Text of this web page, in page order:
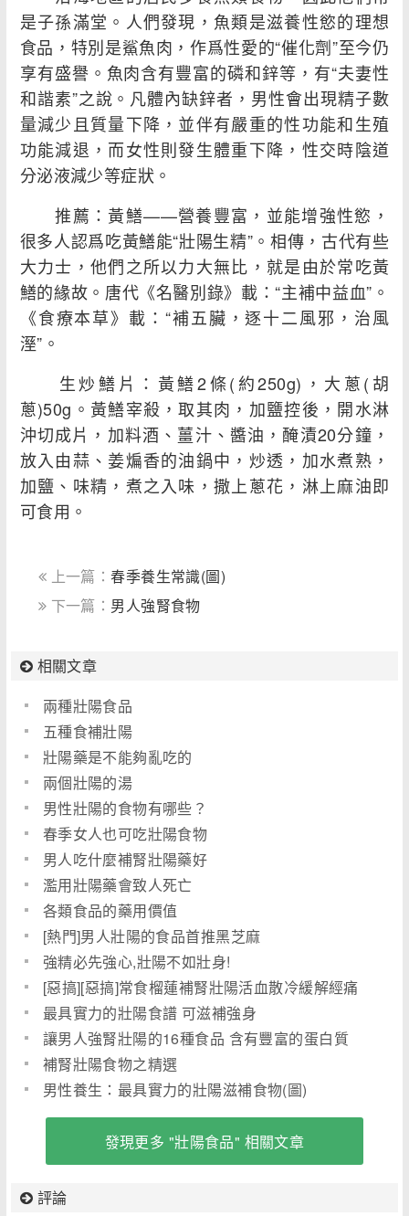
是子孫滿堂。人們發現，魚類是滋養性慾的理想
食品，特別是鯊魚肉，作爲性愛的“催化劑”至今仍
享有盛譽。魚肉含有豐富的磷和鋅等，有“夫妻性
和諧素”之說。凡體內缺鋅者，男性會出現精子數
量減少且質量下降，並伴有嚴重的性功能和生殖
功能減退，而女性則發生體重下降，性交時陰道
分泌液減少等症狀。
推薦：黃鱔——營養豐富，並能增強性慾，
很多人認爲吃黃鱔能“壯陽生精”。相傳，古代有些
大力士，他們之所以力大無比，就是由於常吃黃
鱔的緣故。唐代《名醫別錄》載：“主補中益血”。
《食療本草》載：“補五臟，逐十二風邪，治風
溼”。
生炒鱔片：黃鱔2條(約250g)，大蔥(胡
蔥)50g。黃鱔宰殺，取其肉，加鹽控後，開水淋
沖切成片，加料酒、薑汁、醬油，醃漬20分鐘，
放入由蒜、姜煸香的油鍋中，炒透，加水煮熟，
加鹽、味精，煮之入味，撒上蔥花，淋上麻油即
可食用。
上一篇：春季養生常識(圖)
下一篇： 男人強腎食物
相關文章
兩種壯陽食品
五種食補壯陽
壯陽藥是不能夠亂吃的
兩個壯陽的湯
男性壯陽的食物有哪些？
春季女人也可吃壯陽食物
男人吃什麼補腎壯陽藥好
濫用壯陽藥會致人死亡
各類食品的藥用價值
[熱門]男人壯陽的食品首推黑芝麻
強精必先強心,壯陽不如壯身!
[惡搞][惡搞]常食榴蓮補腎壯陽活血散冷緩解經痛
最具實力的壯陽食譜 可滋補強身
讓男人強腎壯陽的16種食品 含有豐富的蛋白質
補腎壯陽食物之精選
男性養生：最具實力的壯陽滋補食物(圖)
發現更多 "壯陽食品" 相關文章
評論